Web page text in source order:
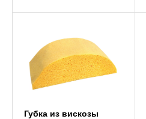
Губка из вискозы